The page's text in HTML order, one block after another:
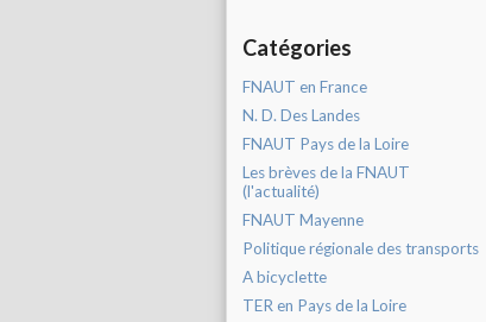
Catégories
FNAUT en France
N. D. Des Landes
FNAUT Pays de la Loire
Les brèves de la FNAUT
(l'actualité)
FNAUT Mayenne
Politique régionale des transports
A bicyclette
TER en Pays de la Loire